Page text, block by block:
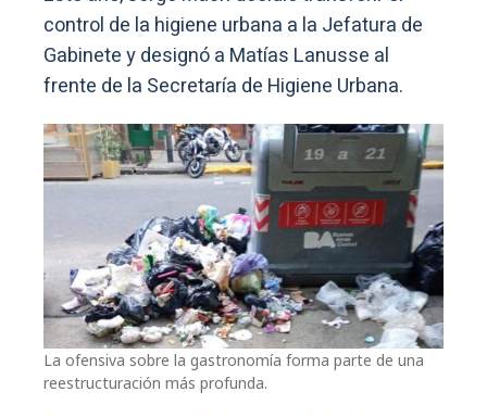
control de la higiene urbana a la Jefatura de
Gabinete y designó a Matías Lanusse al
frente de la Secretaría de Higiene Urbana.
La ofensiva sobre la gastronomía forma parte de una
reestructuración más profunda.